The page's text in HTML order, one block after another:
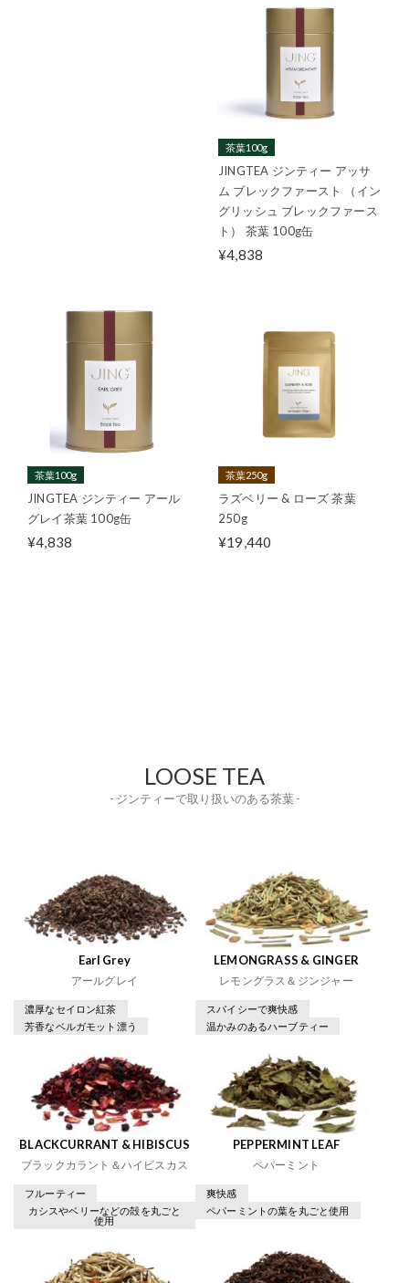
茶葉100g
JINGTEA ジンティー アッサ
ム ブレックファースト （イン
グリッシュ ブレックファース
ト） 茶葉 100g缶
¥4,838
茶葉100g
JINGTEA ジンティー アール
グレイ茶葉 100g缶
¥4,838
茶葉250g
ラズベリー & ローズ 茶葉
250g
¥19,440
LOOSE TEA
- ジンティーで取り扱いのある茶葉 -
Earl Grey
アールグレイ
濃厚なセイロン紅茶
芳香なベルガモット漂う
LEMONGRASS & GINGER
レモングラス＆ジンジャー
スパイシーで爽快感
温かみのあるハーブティー
BLACKCURRANT & HIBISCUS
ブラックカラント＆ハイビスカス
フルーティー
カシスやベリーなどの殻を丸ごと
使用
PEPPERMINT LEAF
ペパーミント
爽快感
ペパーミントの葉を丸ごと使用